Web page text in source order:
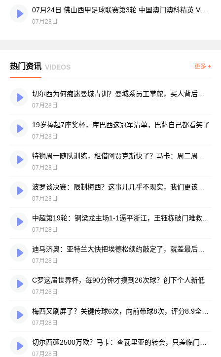
07月24日 佛山西甲足球联赛第3轮 中国澳门澳科精英 VS 藝品高國際 全场录像
07月28日
热门资讯 VIDEOS 更多 +
07月28日
19岁捧起7座奖杯，库巴西这冠军清单，巴萨自己都看笑了
07月28日
07月28日
07月28日
07月28日
07月28日
C罗这届世界杯，每90分钟才摸到26次球？创下个人新低
07月28日
07月28日
07月28日